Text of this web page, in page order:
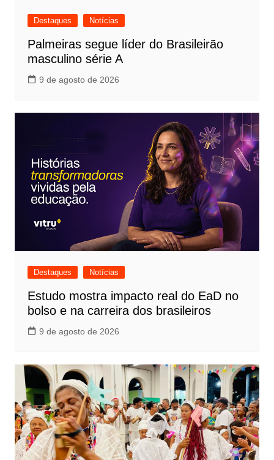
Destaques Notícias
Palmeiras segue líder do Brasileirão
masculino série A
9 de agosto de 2026
Destaques Notícias
Estudo mostra impacto real do EaD no
bolso e na carreira dos brasileiros
9 de agosto de 2026